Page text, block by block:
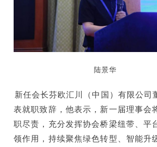
陆景华
任会长芬欧汇川（中国）有限公司
表就职致辞，他表示，新一届理事会
职尽责，充分发挥协会桥梁纽带、平
领作用，持续聚焦绿色转型、智能升